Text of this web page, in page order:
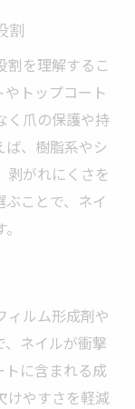
割
割を理解するこ
トップコート
く爪の保護や持
ば、樹脂系やシ
剥がれにくさを
ことで、ネイ
ィルム形成剤や
ネイルが衝撃
トに含まれる成
けやすさを軽減